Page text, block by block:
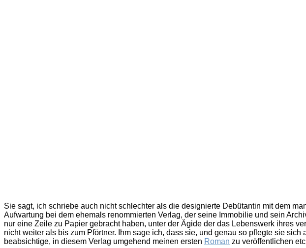
Sie sagt, ich schriebe auch nicht schlechter als die designierte Debütantin mit dem
Aufwartung bei dem ehemals renommierten Verlag, der seine Immobilie und sein
nur eine Zeile zu Papier gebracht haben, unter der Ägide der das Lebenswerk ihres
nicht weiter als bis zum Pförtner. Ihm sage ich, dass sie, und genau so pflegte sie
beabsichtige, in diesem Verlag umgehend meinen ersten Roman zu veröffentlichen